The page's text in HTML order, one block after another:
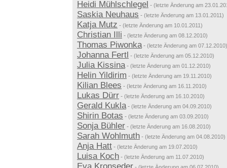
Heidi Mühlschlegel - (letzte Änderung am
Saskia Neuhaus - (letzte Änderung am 13.01.2011)
Katja Mutz - (letzte Änderung am 10.01.2011)
Christian Illi - (letzte Änderung am 08.12.2010)
Thomas Piwonka- (letzte Änderung am 07.12.2010)
Johanna Fertl - (letzte Änderung am 05.12.2010)
Julia Kissina- (letzte Änderung am 01.12.2010)
Helin Yildirim - (letzte Änderung am 19.11.2010)
Kilian Blees - (letzte Änderung am 16.11.2010)
Lukas Dürr - (letzte Änderung am 16.10.2010)
Gerald Kukla- (letzte Änderung am 04.09.2010)
Shirin Botas - (letzte Änderung am 03.09.2010)
Sonja Bühler - (letzte Änderung am 16.08.2010)
Sarah Wohlmuth - (letzte Änderung am 04.08.2010)
Anja Hatt - (letzte Änderung am 19.07.2010)
Luisa Koch - (letzte Änderung am 11.07.2010)